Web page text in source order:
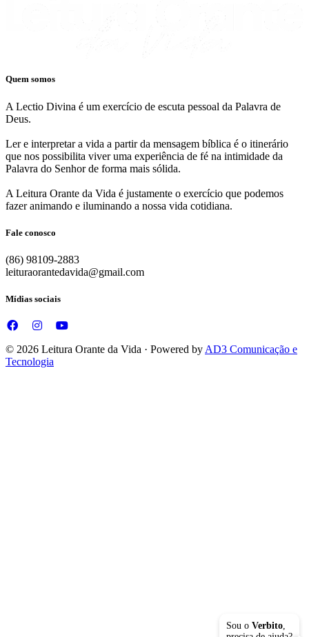
Quem somos
A Lectio Divina é um exercício de escuta pessoal da Palavra de
Deus.
Ler e interpretar a vida a partir da mensagem bíblica é o itinerário
que nos possibilita viver uma experiência de fé na intimidade da
Palavra do Senhor de forma mais sólida.
A Leitura Orante da Vida é justamente o exercício que podemos
fazer animando e iluminando a nossa vida cotidiana.
Fale conosco
(86) 98109-2883
leituraorantedavida@gmail.com
Mídias sociais
Sou o Verbito,
© 2026 Leitura Orante da Vida · Powered by AD3 Comunicação e
Tecnologia